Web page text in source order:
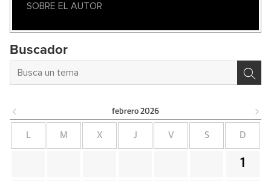
SOBRE EL AUTOR
Buscador
febrero 2026
M X J V S D
1